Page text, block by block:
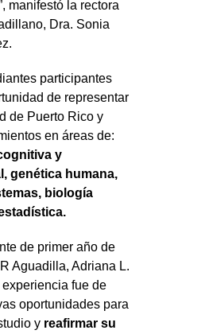
manifestó la rectora
Dra. Sonia
participantes
de representar
de Puerto Rico y
en áreas de:
y
genética humana,
biología
de primer año de
Aguadilla, Adriana L.
fue de
oportunidades para
y reafirmar su